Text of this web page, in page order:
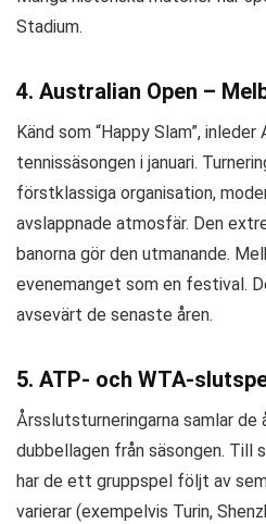
Stadium.
4. Australian Open –
Känd som “Happy Slam”, inleder
tennissäsongen i januari.
förstklassiga organisation,
avslappnade atmosfär. Den
banorna gör den utmanande.
evenemanget som en festival.
avsevärt de senaste åren.
5. ATP- och WTA-
Årsslutsturneringarna samlar
dubbellagen från säsongen. Till
har de ett gruppspel följt av
varierar (exempelvis Turin,